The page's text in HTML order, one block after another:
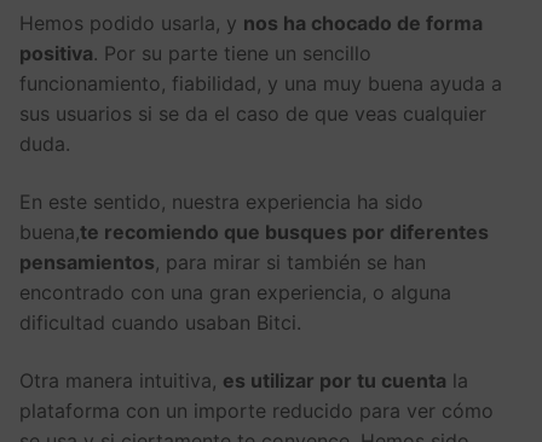
Hemos podido usarla, y nos ha chocado de forma
positiva. Por su parte tiene un sencillo
funcionamiento, fiabilidad, y una muy buena ayuda a
sus usuarios si se da el caso de que veas cualquier
duda.
En este sentido, nuestra experiencia ha sido
buena,te recomiendo que busques por diferentes
pensamientos, para mirar si también se han
encontrado con una gran experiencia, o alguna
dificultad cuando usaban Bitci.
Otra manera intuitiva, es utilizar por tu cuenta la
plataforma con un importe reducido para ver cómo